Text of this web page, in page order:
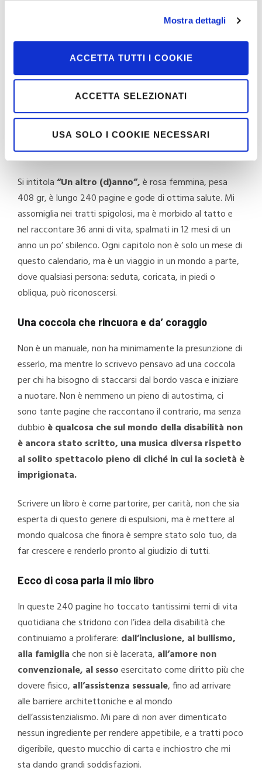
Mostra dettagli
ACCETTA TUTTI I COOKIE
ACCETTA SELEZIONATI
USA SOLO I COOKIE NECESSARI
ogni bambino, ho capito che da grande mi sarei vista
comodino un libro scritto da me e che piacesse alla
gente. Non so esattamente se la 2° parte del desiderio è
stata esaudita, non tocca a me dirlo, maquel libro ora
esiste, è tutto rosa ed è in libreria dal 26 marzo
Un altro (d)anno
Si intitola“Un altro (d)anno”,è rosa femmina, pesa
408 gr, è lungo 240 pagine e gode di ottima salute. Mi
assomiglia nei tratti spigolosi, ma è morbido al tatto e
nel raccontare 36 anni di vita, spalmati in 12 mesi di un
anno un po’ sbilenco. Ogni capitolo non è solo un mese di
questo calendario, ma è un viaggio in un mondo a parte,
dove qualsiasi persona: seduta, coricata, in piedi o
obliqua, può riconoscersi.
Una coccola che rincuora e da’ coraggio
Non è un manuale, non ha minimamente la presunzione di
esserlo, ma mentre lo scrivevo pensavo ad una coccola
per chi ha bisogno di staccarsi dal bordo vasca e iniziare
a nuotare. Non è nemmeno un pieno di autostima, ci
sono tante pagine che raccontano il contrario, ma senza
dubbio è qualcosa che sul mondo della disabilità non
è ancora stato scritto, una musica diversa rispetto
al solito spettacolo pieno di cliché in cui la società è
imprigionata.
Scrivere un libro è come partorire, per carità, non che sia
esperta di questo genere di espulsioni, ma è mettere al
mondo qualcosa che finora è sempre stato solo tuo, da
far crescere e renderlo pronto al giudizio di tutti.
Ecco di cosa parla il mio libro
In queste 240 pagine ho toccato tantissimi temi di vita
quotidiana che stridono con l’idea della disabilità che
continuiamo a proliferare: dall’inclusione, al bullismo,
alla famigliache non si è lacerata, all’amore non
convenzionale, al sessoesercitato come diritto più che
dovere fisico, all’assistenza sessuale, fino ad arrivare
alle barriere architettoniche e al mondo
dell’assistenzialismo. Mi pare di non aver dimenticato
nessun ingrediente per rendere appetibile, e a tratti poco
digeribile, questo mucchio di carta e inchiostro che mi
sta dando grandi soddisfazioni.